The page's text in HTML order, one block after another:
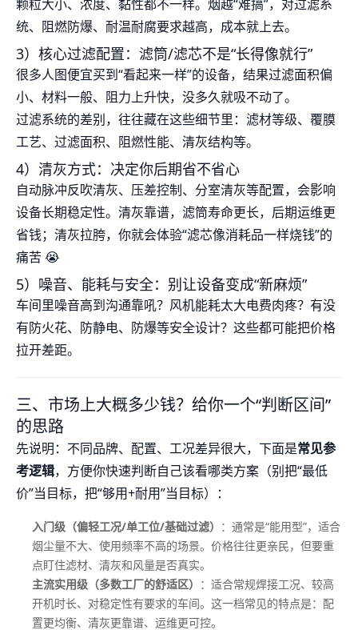
颗粒大小、浓度、黏性都不一样。烟越“难搞”，对过滤系
统、阻燃防爆、耐温耐腐要求越高，成本就上去。
3）核心过滤配置：滤筒/滤芯不是“长得像就行”
很多人图便宜买到“看起来一样”的设备，结果过滤面积偏
小、材料一般、阻力上升快，没多久就吸不动了。
过滤系统的差别，往往藏在这些细节里：滤材等级、覆膜
工艺、过滤面积、阻燃性能、清灰结构等。
4）清灰方式：决定你后期省不省心
自动脉冲反吹清灰、压差控制、分室清灰等配置，会影响
设备长期稳定性。清灰靠谱，滤筒寿命更长，后期运维更
省钱；清灰拉胯，你就会体验“滤芯像消耗品一样烧钱”的
痛苦 😭
5）噪音、能耗与安全：别让设备变成“新麻烦”
车间里噪音高到沟通靠吼？风机能耗太大电费肉疼？有没
有防火花、防静电、防爆等安全设计？这些都可能把价格
拉开差距。
三、市场上大概多少钱？给你一个“判断区间”
的思路
先说明：不同品牌、配置、工况差异很大，下面是常见参
考逻辑，方便你快速判断自己该看哪类方案（别把“最低
价”当目标，把“够用+耐用”当目标）：
入门级（偏轻工况/单工位/基础过滤） ：通常是“能用型”，适合
烟尘量不大、使用频率不高的场景。价格往往更亲民，但要重
点盯住滤材、清灰和风量是否真实。
主流实用级（多数工厂的舒适区） ：适合常规焊接工况、较高
开机时长、对稳定性有要求的车间。这一档常见的特点是：配
置更均衡、清灰更靠谱、运维更可控。